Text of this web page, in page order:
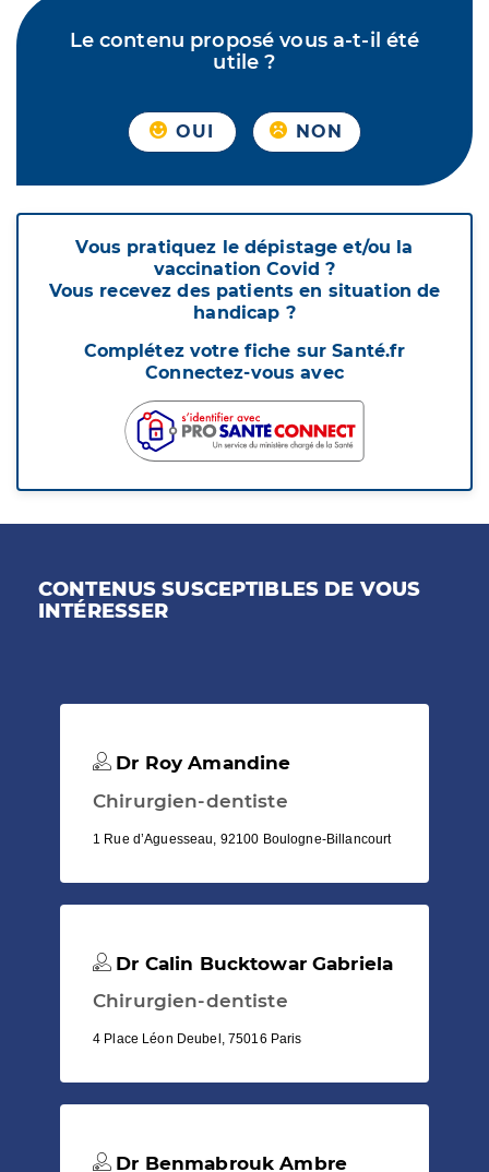
Le contenu proposé vous a-t-il été
utile ?
OUI NON
Vous pratiquez le dépistage et/ou la
vaccination Covid ?
Vous recevez des patients en situation de
handicap ?
Complétez votre fiche sur Santé.fr
Connectez-vous avec
CONTENUS SUSCEPTIBLES DE VOUS
INTÉRESSER
Dr Roy Amandine
Chirurgien-dentiste
1 Rue d’Aguesseau, 92100 Boulogne-Billancourt
Dr Calin Bucktowar Gabriela
Chirurgien-dentiste
4 Place Léon Deubel, 75016 Paris
Dr Benmabrouk Ambre